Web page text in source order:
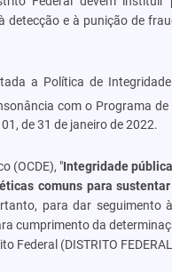
detecção e à punição de
a Política de
com o Programa
de 31 de janeiro de 2022.
(OCDE), "Integridade
comuns para
para dar seguimento
cumprimento da
Federal (DISTRITO